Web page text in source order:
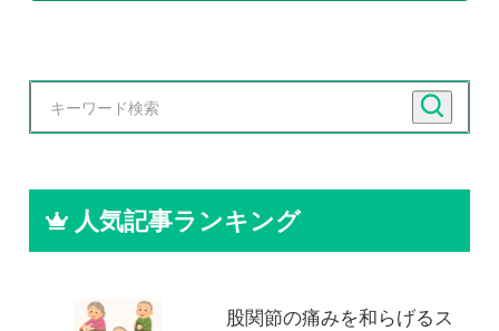
人気記事ランキング
股関節の痛みを和らげるス